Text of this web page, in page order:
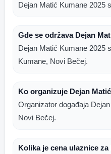
Dejan Matić Kumane 2025
Gde se održava Dejan
Dejan Matić Kumane 2025
Kumane, Novi Bečej.
Ko organizuje Dejan
Organizator događaja
Novi Bečej.
Kolika je cena ulaznice